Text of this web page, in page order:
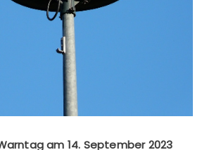
am 14. September 2023